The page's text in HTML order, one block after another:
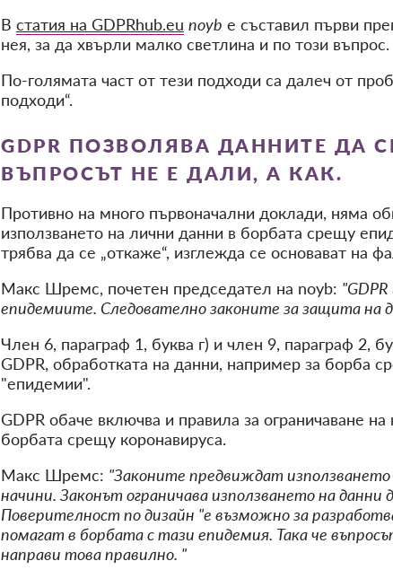
В статия на GDPRhub.eu noyb е съставил първи
нея, за да хвърли малко светлина и по този въпрос.
По-голямата част от тези подходи са далеч от
подходи“.
GDPR ПОЗВОЛЯВА ДАННИТЕ ДА
ВЪПРОСЪТ НЕ Е ДАЛИ, А КАК.
Противно на много първоначални доклади, няма
използването на лични данни в борбата срещу
трябва да се „откаже“, изглежда се основават на
Макс Шремс, почетен председател на noyb:
епидемиите. Следователно законите за защита на
Член 6, параграф 1, буква г) и член 9, параграф 2,
GDPR, обработката на данни, например за борба
"епидемии".
GDPR обаче включва и правила за ограничаване
борбата срещу коронавируса.
Макс Шремс: "Законите предвиждат
начини. Законът ограничава използването на
Поверителност по дизайн "е възможно за
помагат в борбата с тази епидемия. Така че
направи това правилно. "